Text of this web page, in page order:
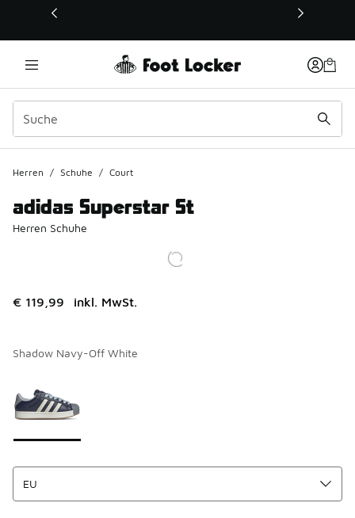
Dieser Link öffnet sich in einem neuen Fenster
Herren / Schuhe / Court
adidas Superstar St
Herren Schuhe
€ 119,99 inkl. MwSt.
Shadow Navy-Off White